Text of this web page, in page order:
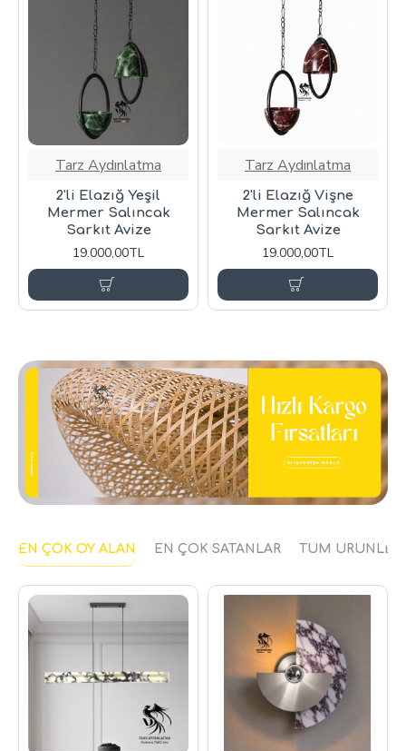
Tarz Aydınlatma
2'li Elazığ Yeşil
Mermer Salıncak
Sarkıt Avize
19.000,00TL
Tarz Aydınlatma
2'li Elazığ Vişne
Mermer Salıncak
Sarkıt Avize
19.000,00TL
EN ÇOK OY ALAN EN ÇOK SATANLAR TÜM ÜRÜNLER